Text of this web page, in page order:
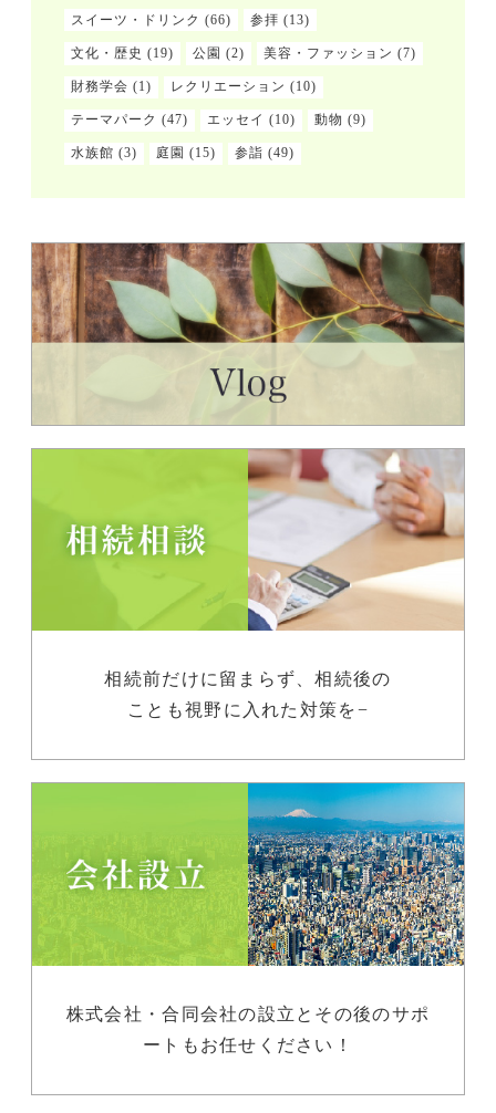
スイーツ・ドリンク (66) 参拝 (13)
文化・歴史 (19) 公園 (2) 美容・ファッション (7)
財務学会 (1) レクリエーション (10)
テーマパーク (47) エッセイ (10) 動物 (9)
水族館 (3) 庭園 (15) 参詣 (49)
相続前だけに留まらず、相続後の
ことも視野に入れた対策を−
株式会社・合同会社の設立とその後のサポ
ートもお任せください！